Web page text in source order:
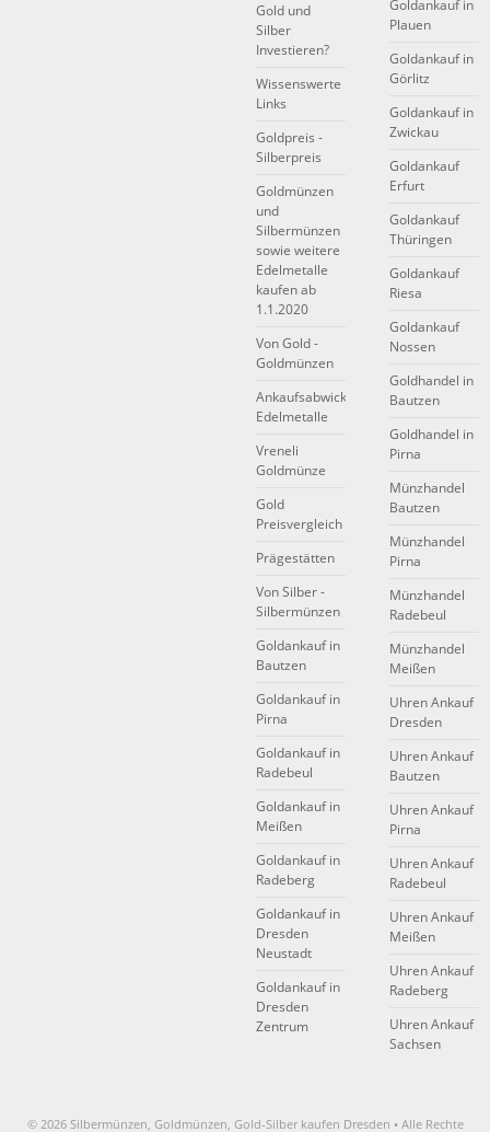
Gold und
Silber
Investieren?
Wissenswerte
Links
Goldpreis -
Silberpreis
Goldmünzen
und
Silbermünzen
sowie weitere
Edelmetalle
kaufen ab
1.1.2020
Von Gold -
Goldmünzen
Ankaufsabwicklung
Edelmetalle
Vreneli
Goldmünze
Gold
Preisvergleich
Prägestätten
Von Silber -
Silbermünzen
Goldankauf in
Bautzen
Goldankauf in
Pirna
Goldankauf in
Radebeul
Goldankauf in
Meißen
Goldankauf in
Radeberg
Goldankauf in
Dresden
Neustadt
Goldankauf in
Dresden
Zentrum
Goldankauf in
Plauen
Goldankauf in
Görlitz
Goldankauf in
Zwickau
Goldankauf
Erfurt
Goldankauf
Thüringen
Goldankauf
Riesa
Goldankauf
Nossen
Goldhandel in
Bautzen
Goldhandel in
Pirna
Münzhandel
Bautzen
Münzhandel
Pirna
Münzhandel
Radebeul
Münzhandel
Meißen
Uhren Ankauf
Dresden
Uhren Ankauf
Bautzen
Uhren Ankauf
Pirna
Uhren Ankauf
Radebeul
Uhren Ankauf
Meißen
Uhren Ankauf
Radeberg
Uhren Ankauf
Sachsen
© 2026 Silbermünzen, Goldmünzen, Gold-Silber kaufen Dresden • Alle Rechte